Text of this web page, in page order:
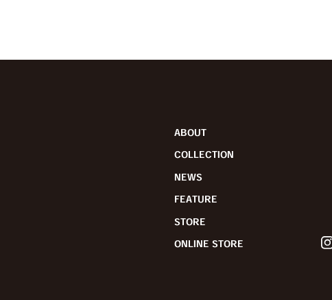
ABOUT
COLLECTION
NEWS
FEATURE
STORE
ONLINE STORE